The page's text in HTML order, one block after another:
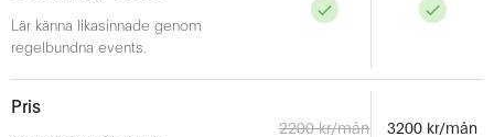
Lär känna likasinnade genom
regelbundna events.
Pris
2200 kr/mån
3200 kr/mån